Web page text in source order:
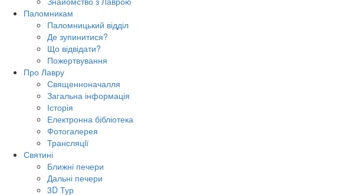
Паломникам
Паломницький відділ
Де зупинитися?
Що відвідати?
Пожертвування
Про Лавру
Священноначалля
Загальна інформація
Історія
Електронна бібліотека
Фотогалерея
Трансляцiї
Святині
Ближні печери
Дальні печери
3D Тур